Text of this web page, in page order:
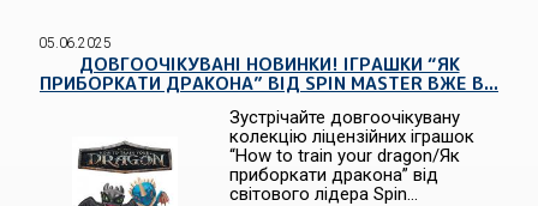
05.06.2025
ДОВГООЧІКУВАНІ НОВИНКИ! ІГРАШКИ “ЯК
ПРИБОРКАТИ ДРАКОНА” ВІД SPIN MASTER ВЖЕ В...
Зустрічайте довгоочікувану
колекцію ліцензійних іграшок
“How to train your dragon/Як
приборкати дракона” від
світового лідера Spin...